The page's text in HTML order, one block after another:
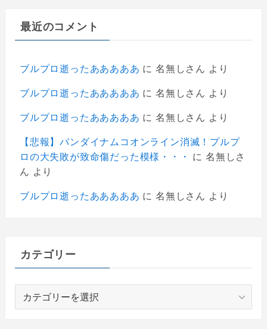
最近のコメント
ブルプロ逝ったあああああ に 名無しさん より
ブルプロ逝ったあああああ に 名無しさん より
ブルプロ逝ったあああああ に 名無しさん より
【悲報】バンダイナムコオンライン消滅！プルプ
ロの大失敗が致命傷だった模様・・・
に 名無しさ
ん
より
ブルプロ逝ったあああああ に 名無しさん より
カテゴリー